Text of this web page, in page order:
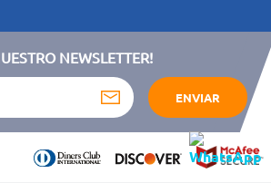
NEWSLETTER!
ENVIAR